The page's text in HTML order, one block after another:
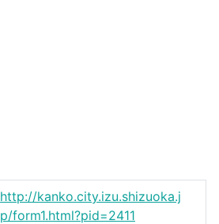
http://kanko.city.izu.shizuoka.j
p/form1.html?pid=2411